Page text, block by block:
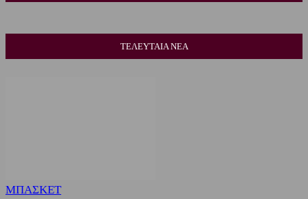
ΤΕΛΕΥΤΑΙΑ ΝΕΑ
ΜΠΑΣΚΕΤ